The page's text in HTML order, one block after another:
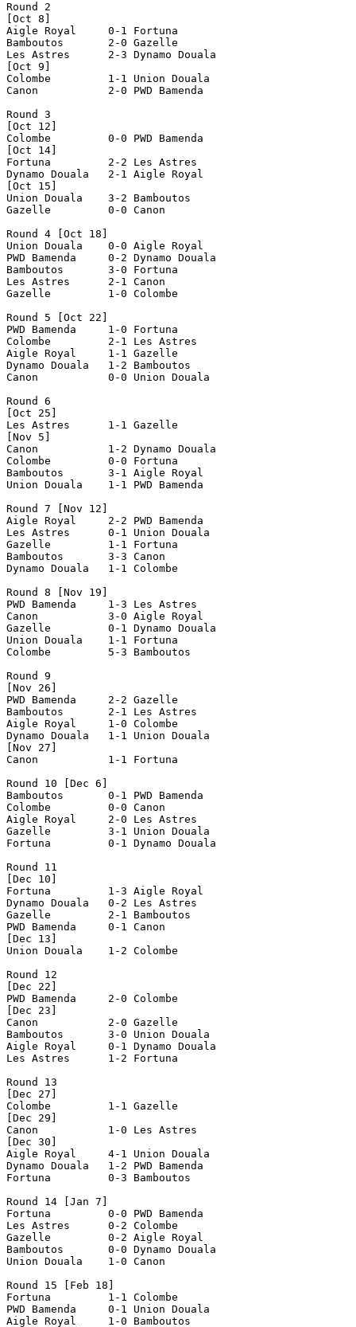
Round 2
[Oct 8]
Aigle Royal     0-1 Fortuna
Bamboutos       2-0 Gazelle
Les Astres      2-3 Dynamo Douala
[Oct 9]
Colombe         1-1 Union Douala
Canon           2-0 PWD Bamenda
Round 3
[Oct 12]
Colombe         0-0 PWD Bamenda
[Oct 14]
Fortuna         2-2 Les Astres
Dynamo Douala   2-1 Aigle Royal
[Oct 15]
Union Douala    3-2 Bamboutos
Gazelle         0-0 Canon
Round 4 [Oct 18]
Union Douala    0-0 Aigle Royal
PWD Bamenda     0-2 Dynamo Douala
Bamboutos       3-0 Fortuna
Les Astres      2-1 Canon
Gazelle         1-0 Colombe
Round 5 [Oct 22]
PWD Bamenda     1-0 Fortuna
Colombe         2-1 Les Astres
Aigle Royal     1-1 Gazelle
Dynamo Douala   1-2 Bamboutos
Canon           0-0 Union Douala
Round 6
[Oct 25]
Les Astres      1-1 Gazelle
[Nov 5]
Canon           1-2 Dynamo Douala
Colombe         0-0 Fortuna
Bamboutos       3-1 Aigle Royal
Union Douala    1-1 PWD Bamenda
Round 7 [Nov 12]
Aigle Royal     2-2 PWD Bamenda
Les Astres      0-1 Union Douala
Gazelle         1-1 Fortuna
Bamboutos       3-3 Canon
Dynamo Douala   1-1 Colombe
Round 8 [Nov 19]
PWD Bamenda     1-3 Les Astres
Canon           3-0 Aigle Royal
Gazelle         0-1 Dynamo Douala
Union Douala    1-1 Fortuna
Colombe         5-3 Bamboutos
Round 9
[Nov 26]
PWD Bamenda     2-2 Gazelle
Bamboutos       2-1 Les Astres
Aigle Royal     1-0 Colombe
Dynamo Douala   1-1 Union Douala
[Nov 27]
Canon           1-1 Fortuna
Round 10 [Dec 6]
Bamboutos       0-1 PWD Bamenda
Colombe         0-0 Canon
Aigle Royal     2-0 Les Astres
Gazelle         3-1 Union Douala
Fortuna         0-1 Dynamo Douala
Round 11
[Dec 10]
Fortuna         1-3 Aigle Royal
Dynamo Douala   0-2 Les Astres
Gazelle         2-1 Bamboutos
PWD Bamenda     0-1 Canon
[Dec 13]
Union Douala    1-2 Colombe
Round 12
[Dec 22]
PWD Bamenda     2-0 Colombe
[Dec 23]
Canon           2-0 Gazelle
Bamboutos       3-0 Union Douala
Aigle Royal     0-1 Dynamo Douala
Les Astres      1-2 Fortuna
Round 13
[Dec 27]
Colombe         1-1 Gazelle
[Dec 29]
Canon           1-0 Les Astres
[Dec 30]
Aigle Royal     4-1 Union Douala
Dynamo Douala   1-2 PWD Bamenda
Fortuna         0-3 Bamboutos
Round 14 [Jan 7]
Fortuna         0-0 PWD Bamenda
Les Astres      0-2 Colombe
Gazelle         0-2 Aigle Royal
Bamboutos       0-0 Dynamo Douala
Union Douala    1-0 Canon
Round 15 [Feb 18]
Fortuna         1-1 Colombe
PWD Bamenda     0-1 Union Douala
Aigle Royal     1-0 Bamboutos